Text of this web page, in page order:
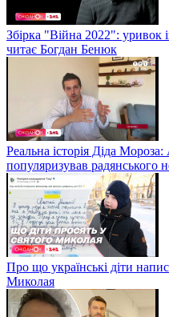
Збірка "Війна 2022": уривок
читає Богдан Бенюк
Реальна історія Діда
популяризував радянського
Про що українські діти
Миколая